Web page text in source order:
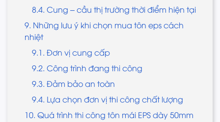
8.4. Cung – cầu thị trường thời điểm hiện tại
9. Những lưu ý khi chọn mua tôn eps cách
nhiệt
9.1. Đơn vị cung cấp
9.2. Công trình đang thi công
9.3. Đảm bảo an toàn
9.4. Lựa chọn đơn vị thi công chất lượng
10. Quá trình thi công tôn mái EPS dày 50mm